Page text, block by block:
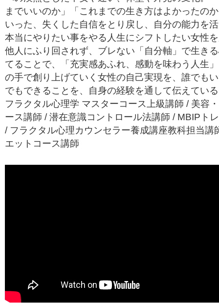
までいいのか」「これまでの生き方はよかったの
いった、失くした自信をとり戻し、自分の能力を
本当にやりたい事をやる人生にシフトしたい女性
他人にふり回されず、ブレない「自分軸」で生き
てることで、「充実感あふれ、感動を味わう人生
の手で創り上げていく女性の自己実現を、誰でも
でもできることを、自身の経験を通して伝えてい
フラクタル心理学 マスターコース上級講師 / 美容
ース講師 / 潜在意識コントロール法講師 / MBIPト
/ フラクタル心理カウンセラー養成講座教科担当講
エットコース講師